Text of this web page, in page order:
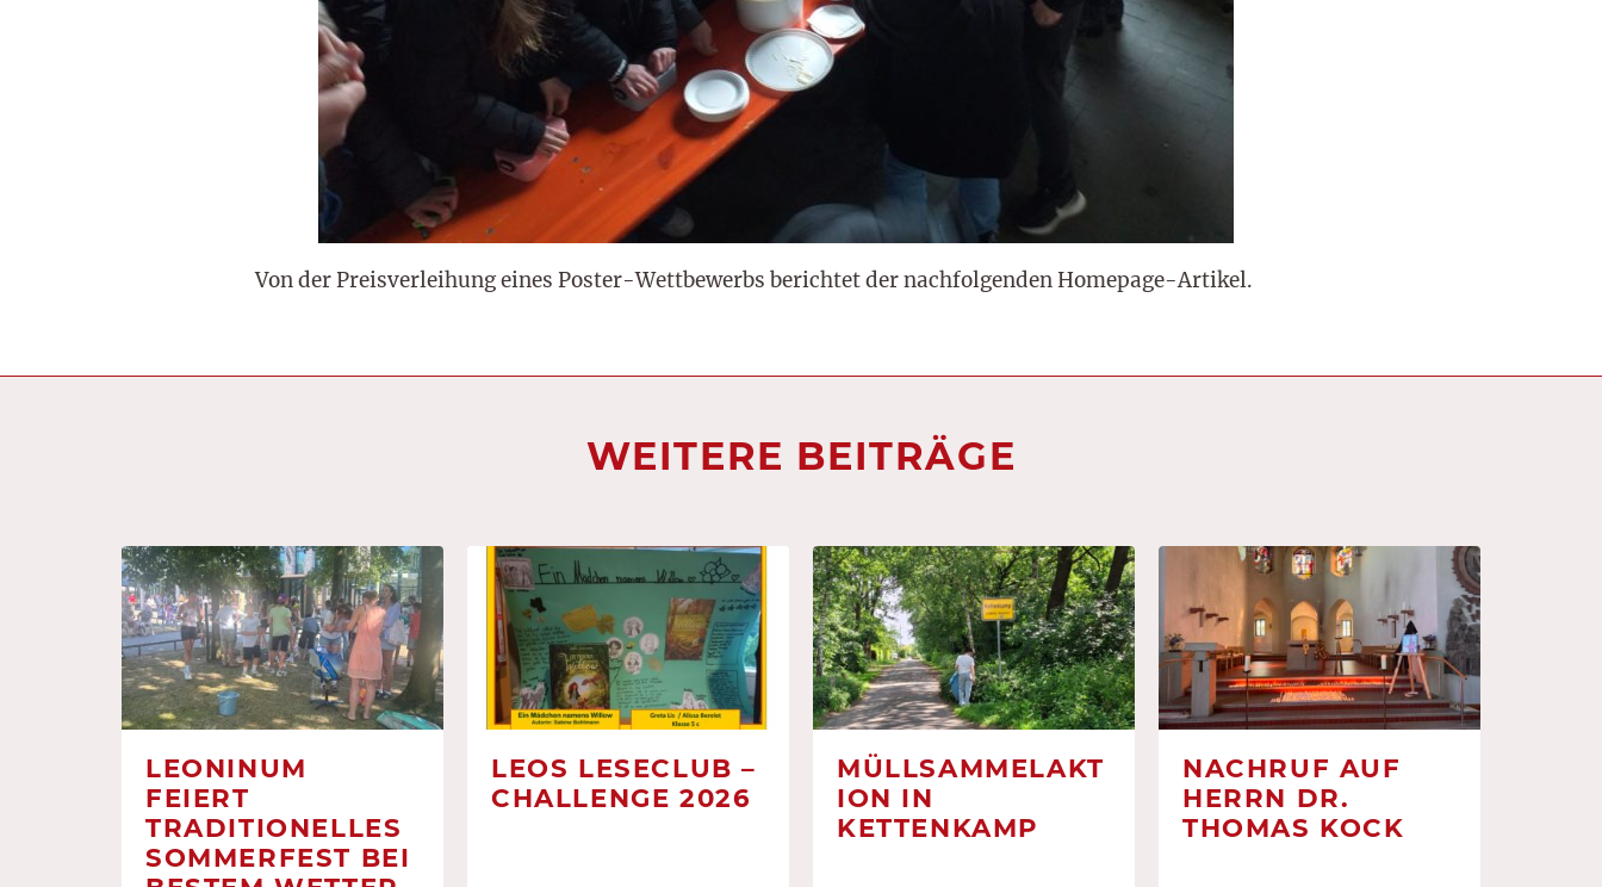
Von der Preisverleihung eines Poster-Wettbewerbs berichtet der nachfolgenden Homepage-Artikel.
WEITERE BEITRÄGE
LEONINUM
FEIERT
TRADITIONELLES
SOMMERFEST BEI
LEOS LESECLUB –
CHALLENGE 2026
MÜLLSAMMELAKT
ION IN
KETTENKAMP
NACHRUF AUF
HERRN DR.
THOMAS KOCK